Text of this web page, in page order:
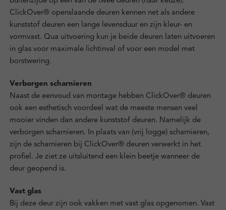
ClickOver® openslaande deuren kennen net als andere
kunststof deuren een lange levensduur en zijn kleur- en
vormvast. Qua uitvoering kun je beide deuren laten uitvoeren
in glas voor maximale lichtinval of voor een model met
borstwering.
Verborgen scharnieren
Naast de eenvoud van montage hebben ClickOver® deuren
ook een esthetisch voordeel wat de meeste mensen veel
mooier vinden dan andere kunststof deuren. Namelijk de
verborgen scharnieren. In plaats van (vrij logge) scharnieren,
zijn de scharnieren bij ClickOver® deuren verwerkt in het
profiel. Je ziet ze uitsluitend een klein beetje wanneer de
deur geopend is.
Vast glas
Bij deze deur zijn ook vakken met vast glas opgenomen. Vast